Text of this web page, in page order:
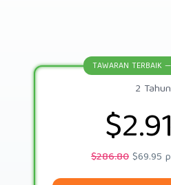
TAWARAN TERBAIK
2 Tahun
$2.91
$286.80$69.95